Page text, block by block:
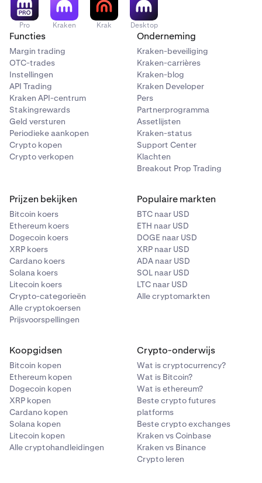
Pro Kraken Krak Desktop
Functies
Margin trading
OTC-trades
Instellingen
API Trading
Kraken API-centrum
Stakingrewards
Geld versturen
Periodieke aankopen
Crypto kopen
Crypto verkopen
Onderneming
Kraken-beveiliging
Kraken-carrières
Kraken-blog
Kraken Developer
Pers
Partnerprogramma
Assetlijsten
Kraken-status
Support Center
Klachten
Breakout Prop Trading
Prijzen bekijken
Bitcoin koers
Ethereum koers
Dogecoin koers
XRP koers
Cardano koers
Solana koers
Litecoin koers
Crypto-categorieën
Alle cryptokoersen
Prijsvoorspellingen
Populaire markten
BTC naar USD
ETH naar USD
DOGE naar USD
XRP naar USD
ADA naar USD
SOL naar USD
LTC naar USD
Alle cryptomarkten
Koopgidsen
Bitcoin kopen
Ethereum kopen
Dogecoin kopen
XRP kopen
Cardano kopen
Solana kopen
Litecoin kopen
Alle cryptohandleidingen
Crypto-onderwijs
Wat is cryptocurrency?
Wat is Bitcoin?
Wat is ethereum?
Beste crypto futures
platforms
Beste crypto exchanges
Kraken vs Coinbase
Kraken vs Binance
Crypto leren